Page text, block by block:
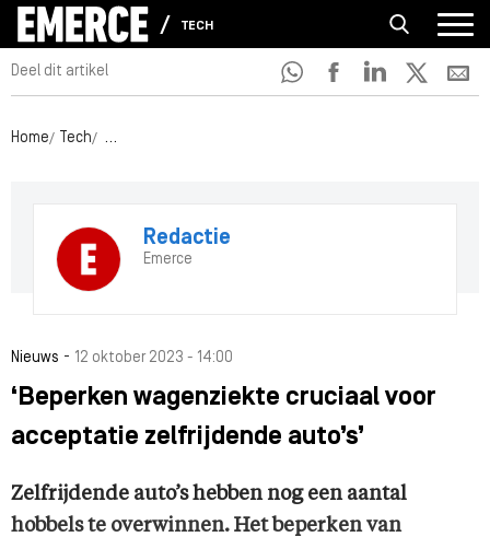
TECH
Deel dit artikel
Home Tech ‘Beperken wagenziekte cruciaal voor acceptatie
Redactie
Emerce
Nieuws - 12 oktober 2023 - 14:00
‘Beperken wagenziekte cruciaal voor
acceptatie zelfrijdende auto’s’
Zelfrijdende auto’s hebben nog een aantal
hobbels te overwinnen. Het beperken van